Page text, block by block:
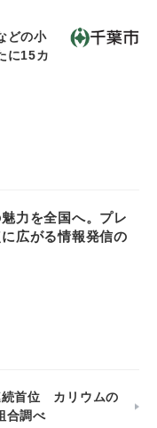
どの小
に15カ
力を全国へ。プレ
広がる情報発信の
続首位 カリウムの
合調べ